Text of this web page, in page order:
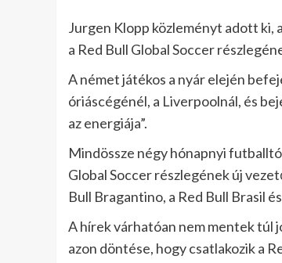
Jurgen Klopp közleményt adott
a Red Bull Global Soccer
A német játékos a nyár elején
óriáscégénél, a Liverpoolnál, és
az energiája”.
Mindössze négy hónapnyi
Global Soccer részlegének új
Bull Bragantino, a Red Bull Brasil
A hírek várhatóan nem mentek túl
azon döntése, hogy csatlakozik a